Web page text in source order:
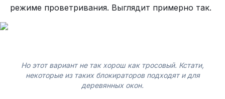
режиме проветривания. Выглядит примерно так.
Но этот вариант не так хорош как тросовый. Кстати,
некоторые из таких блокираторов подходят и для
деревянных окон.